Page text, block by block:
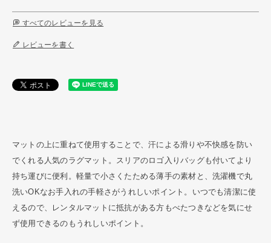
すべてのレビューを見る
レビューを書く
マットの上に重ねて使用することで、汗による滑りや不快感を防い
でくれる人気のラグマット。スリアのロゴ入りバッグも付いてより
持ち運びに便利。軽量で小さくたためる薄手の素材と、洗濯機で丸
洗いOKなお手入れの手軽さがうれしいポイント。いつでも清潔に使
えるので、レンタルマットに抵抗がある方もべたつきなどを気にせ
ず使用できるのもうれしいポイント。